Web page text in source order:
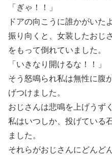
「ぎゃ！！」
ドアの向こうに誰かがいた
振り向くと、女装したおじ
をもって倒れていました。
「いきなり開けるな！！」
そう怒鳴られ私は無性に腹
げつけました。
おじさんは悲鳴を上げうず
私はいつしか、投げている
ました。
それらがおじさんにどんど